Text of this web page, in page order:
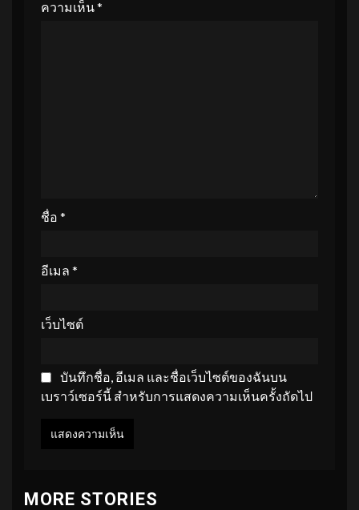
ความเห็น*
ชื่อ *
อีเมล *
เว็บไซต์
บันทึกชื่อ, อีเมล และชื่อเว็บไซต์ของฉันบน
เบราว์เซอร์นี้ สำหรับการแสดงความเห็นครั้งถัดไป
MORE STORIES